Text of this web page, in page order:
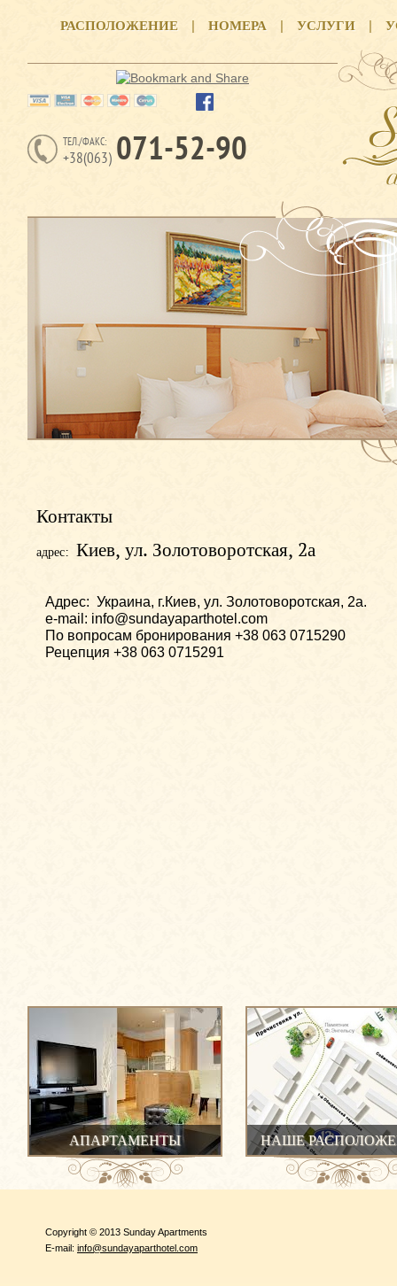
РАСПОЛОЖЕНИЕ | НОМЕРА | УСЛУГИ |
ТЕЛ./ФАКС:
+38(063) 071-52-90
Контакты
адрес: Киев, ул. Золотоворотская, 2а
Адрес: Украина, г.Киев, ул. Золотоворотская, 2а.
e-mail: info@sundayaparthotel.com
По вопросам бронирования +38 063 0715290
Рецепция +38 063 0715291
АПАРТАМЕНТЫ НАШЕ
Copyright © 2013 Sunday Apartments
E-mail: info@sundayaparthotel.com